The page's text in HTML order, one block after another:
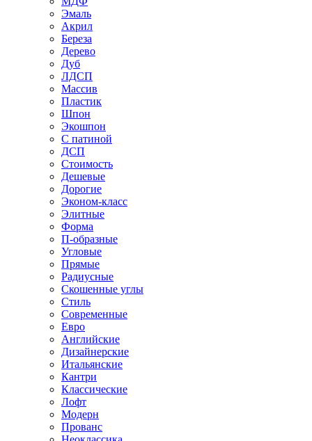
Эмаль
Акрил
Береза
Дерево
Дуб
ЛДСП
Массив
Пластик
Шпон
Экошпон
С патиной
ДСП
Стоимость
Дешевые
Дорогие
Эконом-класс
Элитные
Форма
П-образные
Угловые
Прямые
Радиусные
Скошенные углы
Стиль
Современные
Евро
Английские
Дизайнерские
Итальянские
Кантри
Классические
Лофт
Модерн
Прованс